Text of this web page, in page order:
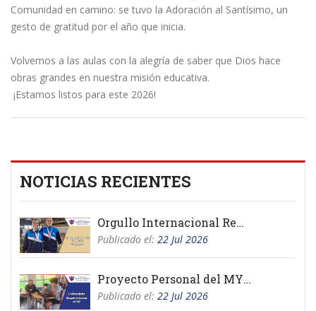
Comunidad en camino: se tuvo la Adoración al Santísimo, un
gesto de gratitud por el año que inicia.
Volvemos a las aulas con la alegría de saber que Dios hace
obras grandes en nuestra misión educativa.
¡Estamos listos para este 2026!
NOTICIAS RECIENTES
Orgullo Internacional Remo
Publicado el: 22 Jul 2026
Proyecto Personal del MYP 2026
Publicado el: 22 Jul 2026